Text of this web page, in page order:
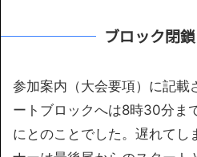
ブロック閉
参加案内（大会要項）に記載
ートブロックへは8時30分ま
にとのことでした。遅れてし